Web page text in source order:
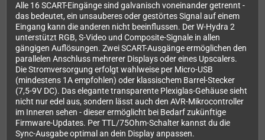
Alle 16 SCART-Eingänge sind galvanisch voneinander getrennt -
das bedeutet, ein unsauberes oder gestörtes Signal auf einem
Eingang kann die anderen nicht beeinflussen. Der W-Hydra 2
unterstützt RGB, S-Video und Composite-Signale in allen
gängigen Auflösungen. Zwei SCART-Ausgänge ermöglichen den
parallelen Anschluss mehrerer Displays oder eines Upscalers.
Die Stromversorgung erfolgt wahlweise per Micro-USB
(mindestens 1A empfohlen) oder klassischem Barrel-Stecker
(7,5-9V DC). Das elegante transparente Plexiglas-Gehäuse sieht
nicht nur edel aus, sondern lässt auch den AVR-Mikrocontroller
im Inneren sehen - dieser ermöglicht bei Bedarf zukünftige
Firmware-Updates. Per TTL/75Ohm-Schalter kannst du die
Sync-Ausgabe optimal an dein Display anpassen.